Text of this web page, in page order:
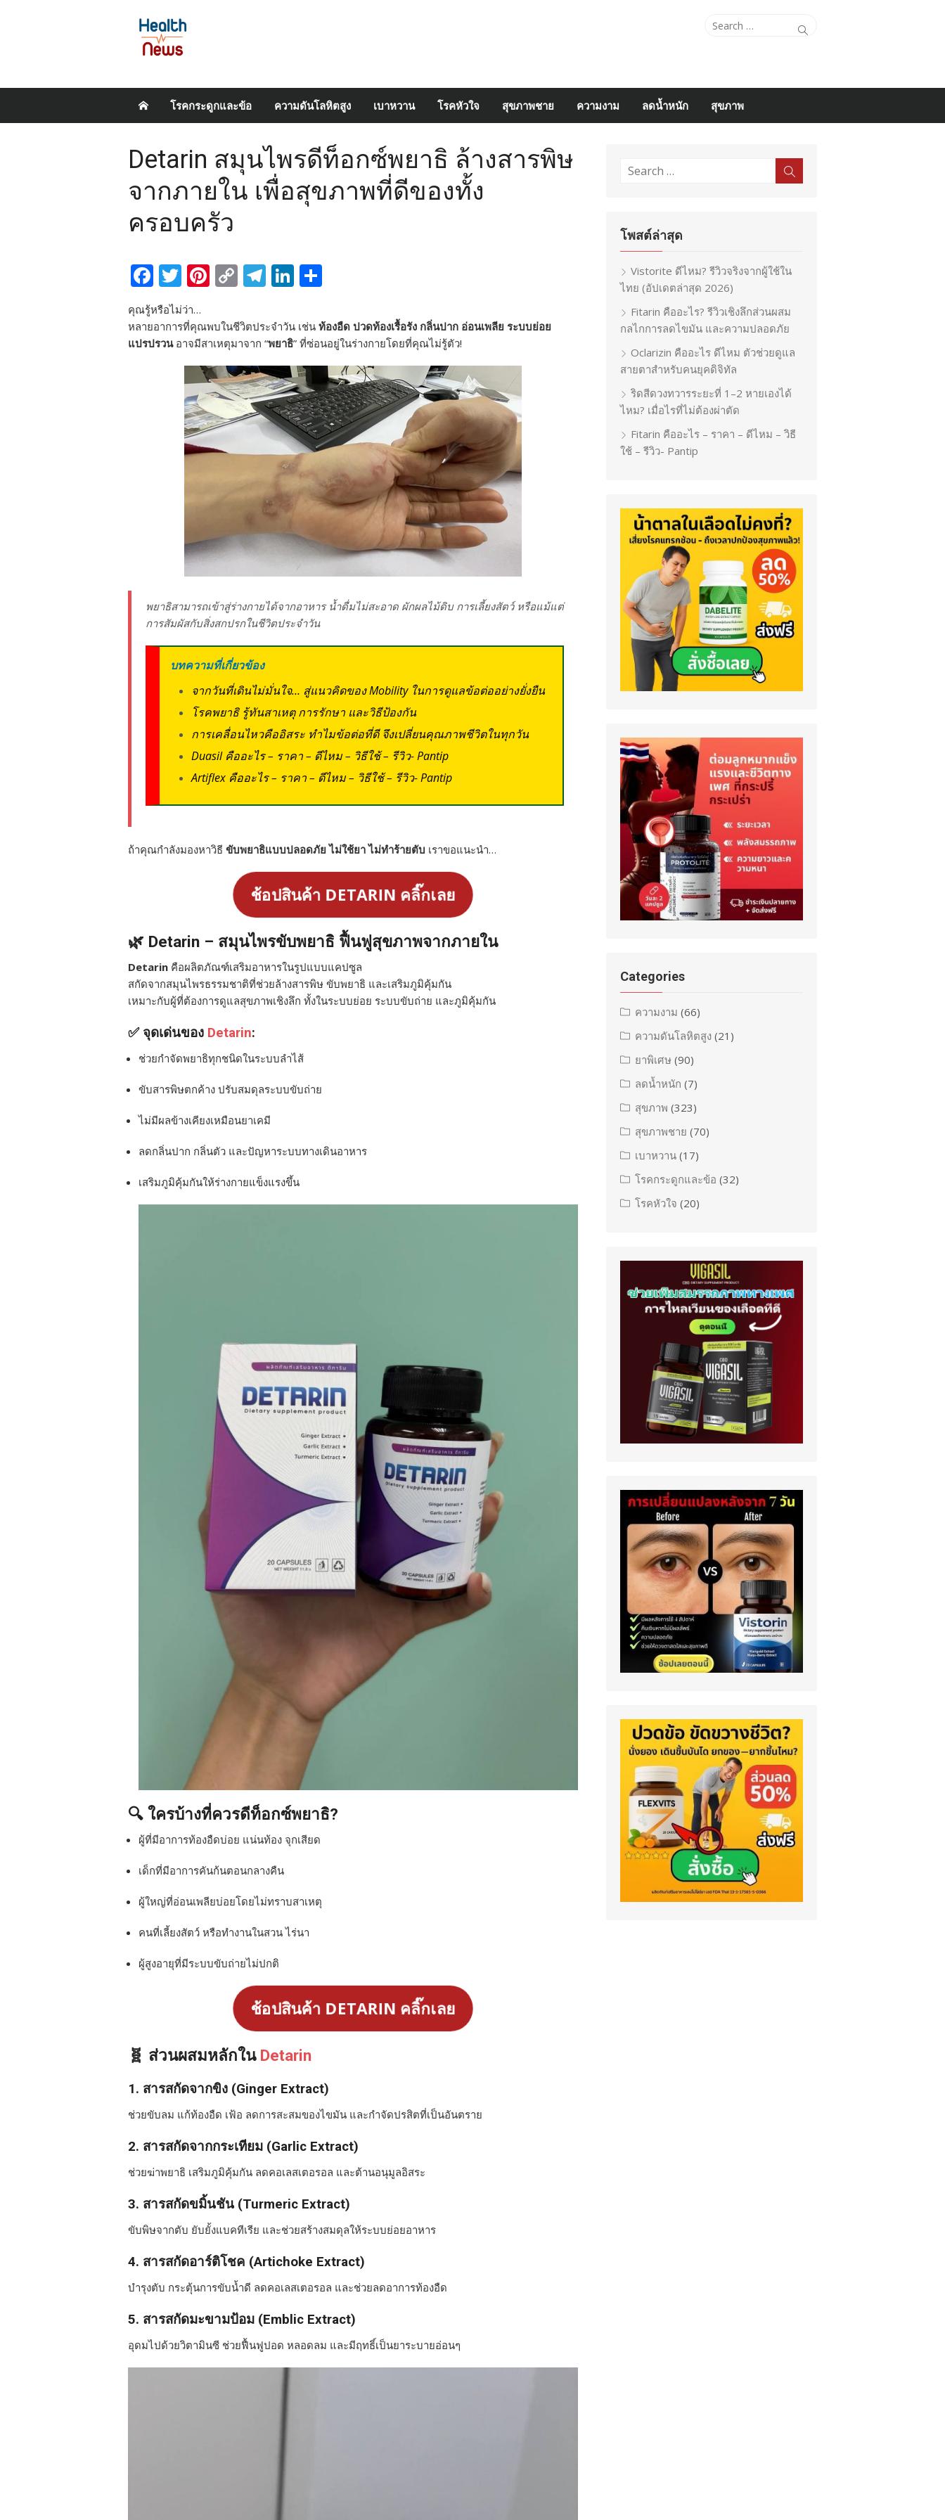
Search
Search
โรคกระดูกและข้อ ความดันโลหิตสูง เบาหวาน โรคหัวใจ สุขภาพชาย ความงาม ลดน้ำหนัก สุขภาพ
Detarin สมุนไพรดีท็อกซ์พยาธิ ล้างสารพิษ
จากภายใน เพื่อสุขภาพที่ดีของทั้ง
ครอบครัว
Facebook
Twitter
Pinterest
CopyTelegram
LinkedIn
คุณรู้หรือไม่ว่า…
หลายอาการที่คุณพบในชีวิตประจำวัน เช่น ท้องอืด ปวดท้องเรื้อรัง กลิ่นปาก อ่อนเพลีย ระบบย่อย
แปรปรวนอาจมีสาเหตุมาจาก “พยาธิ” ที่ซ่อนอยู่ในร่างกายโดยที่คุณไม่รู้ตัว!
พยาธิสามารถเข้าสู่ร่างกายได้จากอาหาร น้ำดื่มไม่สะอาด ผักผลไม้ดิบ การเลี้ยงสัตว์ หรือแม้แต่
การสัมผัสกับสิ่งสกปรกในชีวิตประจำวัน
บทความที่เกี่ยวข้อง
จากวันที่เดินไม่มั่นใจ… สู่แนวคิดของ Mobility ในการดูแลข้อต่ออย่างยั่งยืน
โรคพยาธิ รู้ทันสาเหตุ การรักษา และวิธีป้องกัน
การเคลื่อนไหวคืออิสระ ทำไมข้อต่อที่ดี จึงเปลี่ยนคุณภาพชีวิตในทุกวัน
Duasil คืออะไร – ราคา – ดีไหม – วิธีใช้ – รีวิว- Pantip
Artiflex คืออะไร – ราคา – ดีไหม – วิธีใช้ – รีวิว- Pantip
ถ้าคุณกำลังมองหาวิธี ขับพยาธิแบบปลอดภัย ไม่ใช้ยา ไม่ทำร้ายตับ เราขอแนะนำ…
ช้อปสินค้า DETARIN คลิ๊กเลย
🌿 Detarin – สมุนไพรขับพยาธิ ฟื้นฟูสุขภาพจากภายใน
Detarin คือผลิตภัณฑ์เสริมอาหารในรูปแบบแคปซูล
สกัดจากสมุนไพรธรรมชาติที่ช่วยล้างสารพิษ ขับพยาธิ และเสริมภูมิคุ้มกัน
เหมาะกับผู้ที่ต้องการดูแลสุขภาพเชิงลึก ทั้งในระบบย่อย ระบบขับถ่าย และภูมิคุ้มกัน
✅ จุดเด่นของ Detarin:
ช่วยกำจัดพยาธิทุกชนิดในระบบลำไส้
ขับสารพิษตกค้าง ปรับสมดุลระบบขับถ่าย
ไม่มีผลข้างเคียงเหมือนยาเคมี
ลดกลิ่นปาก กลิ่นตัว และปัญหาระบบทางเดินอาหาร
เสริมภูมิคุ้มกันให้ร่างกายแข็งแรงขึ้น
🔍 ใครบ้างที่ควรดีท็อกซ์พยาธิ?
ผู้ที่มีอาการท้องอืดบ่อย แน่นท้อง จุกเสียด
เด็กที่มีอาการคันก้นตอนกลางคืน
ผู้ใหญ่ที่อ่อนเพลียบ่อยโดยไม่ทราบสาเหตุ
คนที่เลี้ยงสัตว์ หรือทำงานในสวน ไร่นา
ผู้สูงอายุที่มีระบบขับถ่ายไม่ปกติ
ช้อปสินค้า DETARIN คลิ๊กเลย
🧬 ส่วนผสมหลักใน Detarin
1. สารสกัดจากขิง (Ginger Extract)
ช่วยขับลม แก้ท้องอืด เฟ้อ ลดการสะสมของไขมัน และกำจัดปรสิตที่เป็นอันตราย
2. สารสกัดจากกระเทียม (Garlic Extract)
ช่วยฆ่าพยาธิ เสริมภูมิคุ้มกัน ลดคอเลสเตอรอล และต้านอนุมูลอิสระ
3. สารสกัดขมิ้นชัน (Turmeric Extract)
ขับพิษจากตับ ยับยั้งแบคทีเรีย และช่วยสร้างสมดุลให้ระบบย่อยอาหาร
4. สารสกัดอาร์ติโชค (Artichoke Extract)
บำรุงตับ กระตุ้นการขับน้ำดี ลดคอเลสเตอรอล และช่วยลดอาการท้องอืด
5. สารสกัดมะขามป้อม (Emblic Extract)
อุดมไปด้วยวิตามินซี ช่วยฟื้นฟูปอด หลอดลม และมีฤทธิ์เป็นยาระบายอ่อนๆ
Search
Search
โพสต์ล่าสุด
Vistorite ดีไหม? รีวิวจริงจากผู้ใช้ใน
ไทย (อัปเดตล่าสุด 2026)
Fitarin คืออะไร? รีวิวเชิงลึกส่วนผสม
กลไกการลดไขมัน และความปลอดภัย
Oclarizin คืออะไร ดีไหม ตัวช่วยดูแล
สายตาสำหรับคนยุคดิจิทัล
ริดสีดวงทวารระยะที่ 1–2 หายเองได้
ไหม? เมื่อไรที่ไม่ต้องผ่าตัด
Fitarin คืออะไร – ราคา – ดีไหม – วิธี
ใช้ – รีวิว- Pantip
Categories
ความงาม (66)
ความดันโลหิตสูง (21)
ยาพิเศษ (90)
ลดน้ำหนัก (7)
สุขภาพ (323)
สุขภาพชาย (70)
เบาหวาน (17)
โรคกระดูกและข้อ (32)
โรคหัวใจ (20)